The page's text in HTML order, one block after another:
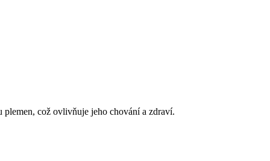
což ovlivňuje jeho chování a zdraví.